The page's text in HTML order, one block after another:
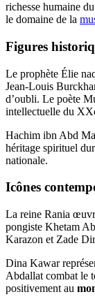
richesse humaine
le domaine de la
Figures
Le prophète Élie
Jean-Louis
d’oubli. Le poète
intellectuelle du
Hachim ibn Abd
héritage spirituel
nationale.
Icônes
La reine Rania
pongiste Khetam
Karazon et Zade
Dina Kawar
Abdallat combat le
positivement au